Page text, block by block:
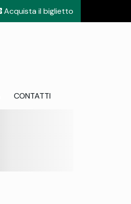
Acquista il biglietto
CONTATTI